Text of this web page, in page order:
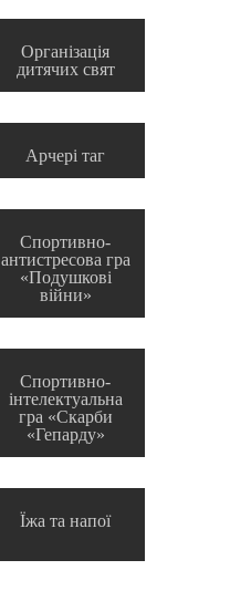
Організація
дитячих свят
Арчері таг
Спортивно-
антистресова гра
«Подушкові
війни»
Спортивно-
інтелектуальна
гра «Скарби
«Гепарду»
Їжа та напої